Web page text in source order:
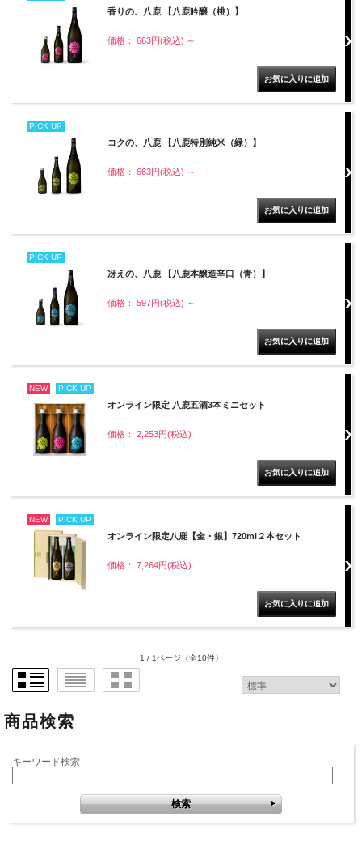
香りの、八鹿 【八鹿吟醸（桃）】
価格： 663円(税込) ～
PICK UP
コクの、八鹿 【八鹿特別純米（緑）】
価格： 663円(税込) ～
PICK UP
冴えの、八鹿 【八鹿本醸造辛口（青）】
価格： 597円(税込) ～
NEW PICK UP
オンライン限定 八鹿五酒3本ミニセット
価格： 2,253円(税込)
NEW PICK UP
オンライン限定八鹿【金・銀】720ml２本セット
価格： 7,264円(税込)
1 / 1ページ （全10件）
商品検索
キーワード検索